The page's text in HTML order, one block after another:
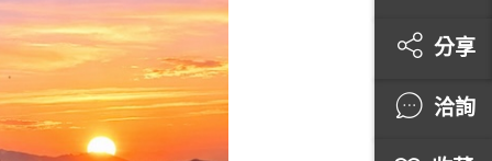
分享
洽詢